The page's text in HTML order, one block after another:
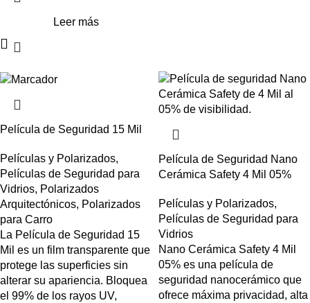
Leer más
Película de Seguridad 15 Mil
Películas y Polarizados,
Películas de Seguridad para
Vidrios, Polarizados
Arquitectónicos, Polarizados
para Carro
La Película de Seguridad 15
Mil es un film transparente que
protege las superficies sin
alterar su apariencia. Bloquea
el 99% de los rayos UV,
Película de Seguridad Nano
Cerámica Safety 4 Mil 05%
Películas y Polarizados,
Películas de Seguridad para
Vidrios
Nano Cerámica Safety 4 Mil
05% es una película de
seguridad nanocerámico que
ofrece máxima privacidad, alta